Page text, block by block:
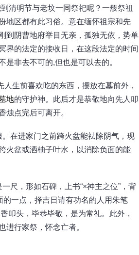
清明节与老坟一同祭祀呢？一般祭祖
地区都有此习俗。意在缅怀祖宗和先
到阴曹地府举目无亲，孤独无依，势单
界的法定的接收日，在这段法定的时间
非去不可的,但也是可以去的。
生前喜欢吃的东西，摆放在墓前外，
地的守护神。此后才是恭敬地向先人叩
烛点完后可离开。
在进家门之前跨火盆能祛除阴气，现
火盆或洒柚子叶水，以消除负面的能
尺，形如石碑，上书“×神主之位”，背
的一点，择吉日请有功名的人用朱笔
叩头，毕恭毕敬，是为常礼。此外，
进行家祭，怀念亡者。